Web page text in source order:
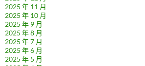
2025 年 11 月
2025 年 10 月
2025 年 9 月
2025 年 8 月
2025 年 7 月
2025 年 6 月
2025 年 5 月